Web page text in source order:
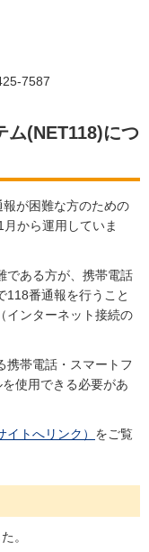
7587
ム(NET118)につ
が困難な方のための
から運用していま
である方が、携帯電話
118番通報を行うこと
インターネット接続の
携帯電話・スマートフ
使用できる必要があ
トへリンク） をご覧
。